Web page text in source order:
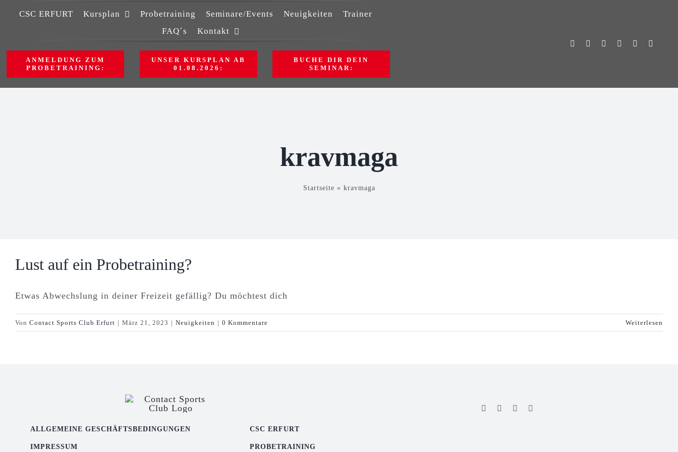
CSC ERFURT Kursplan Probetraining Seminare/Events Neuigkeiten
Trainer
FAQ´s
Kontakt
ANMELDUNG ZUM
PROBETRAINING:
UNSER KURSPLAN AB
01.08.2026:
BUCHE DIR DEIN
SEMINAR:
kravmaga
Startseite » kravmaga
Lust auf ein Probetraining?
Etwas Abwechslung in deiner Freizeit gefällig? Du möchtest dich
Von Contact Sports Club Erfurt | März 21, 2023 | Neuigkeiten | 0 Kommentare Weiterlesen
ALLGEMEINE GESCHÄFTSBEDINGUNGEN
IMPRESSUM
CSC ERFURT
PROBETRAINING